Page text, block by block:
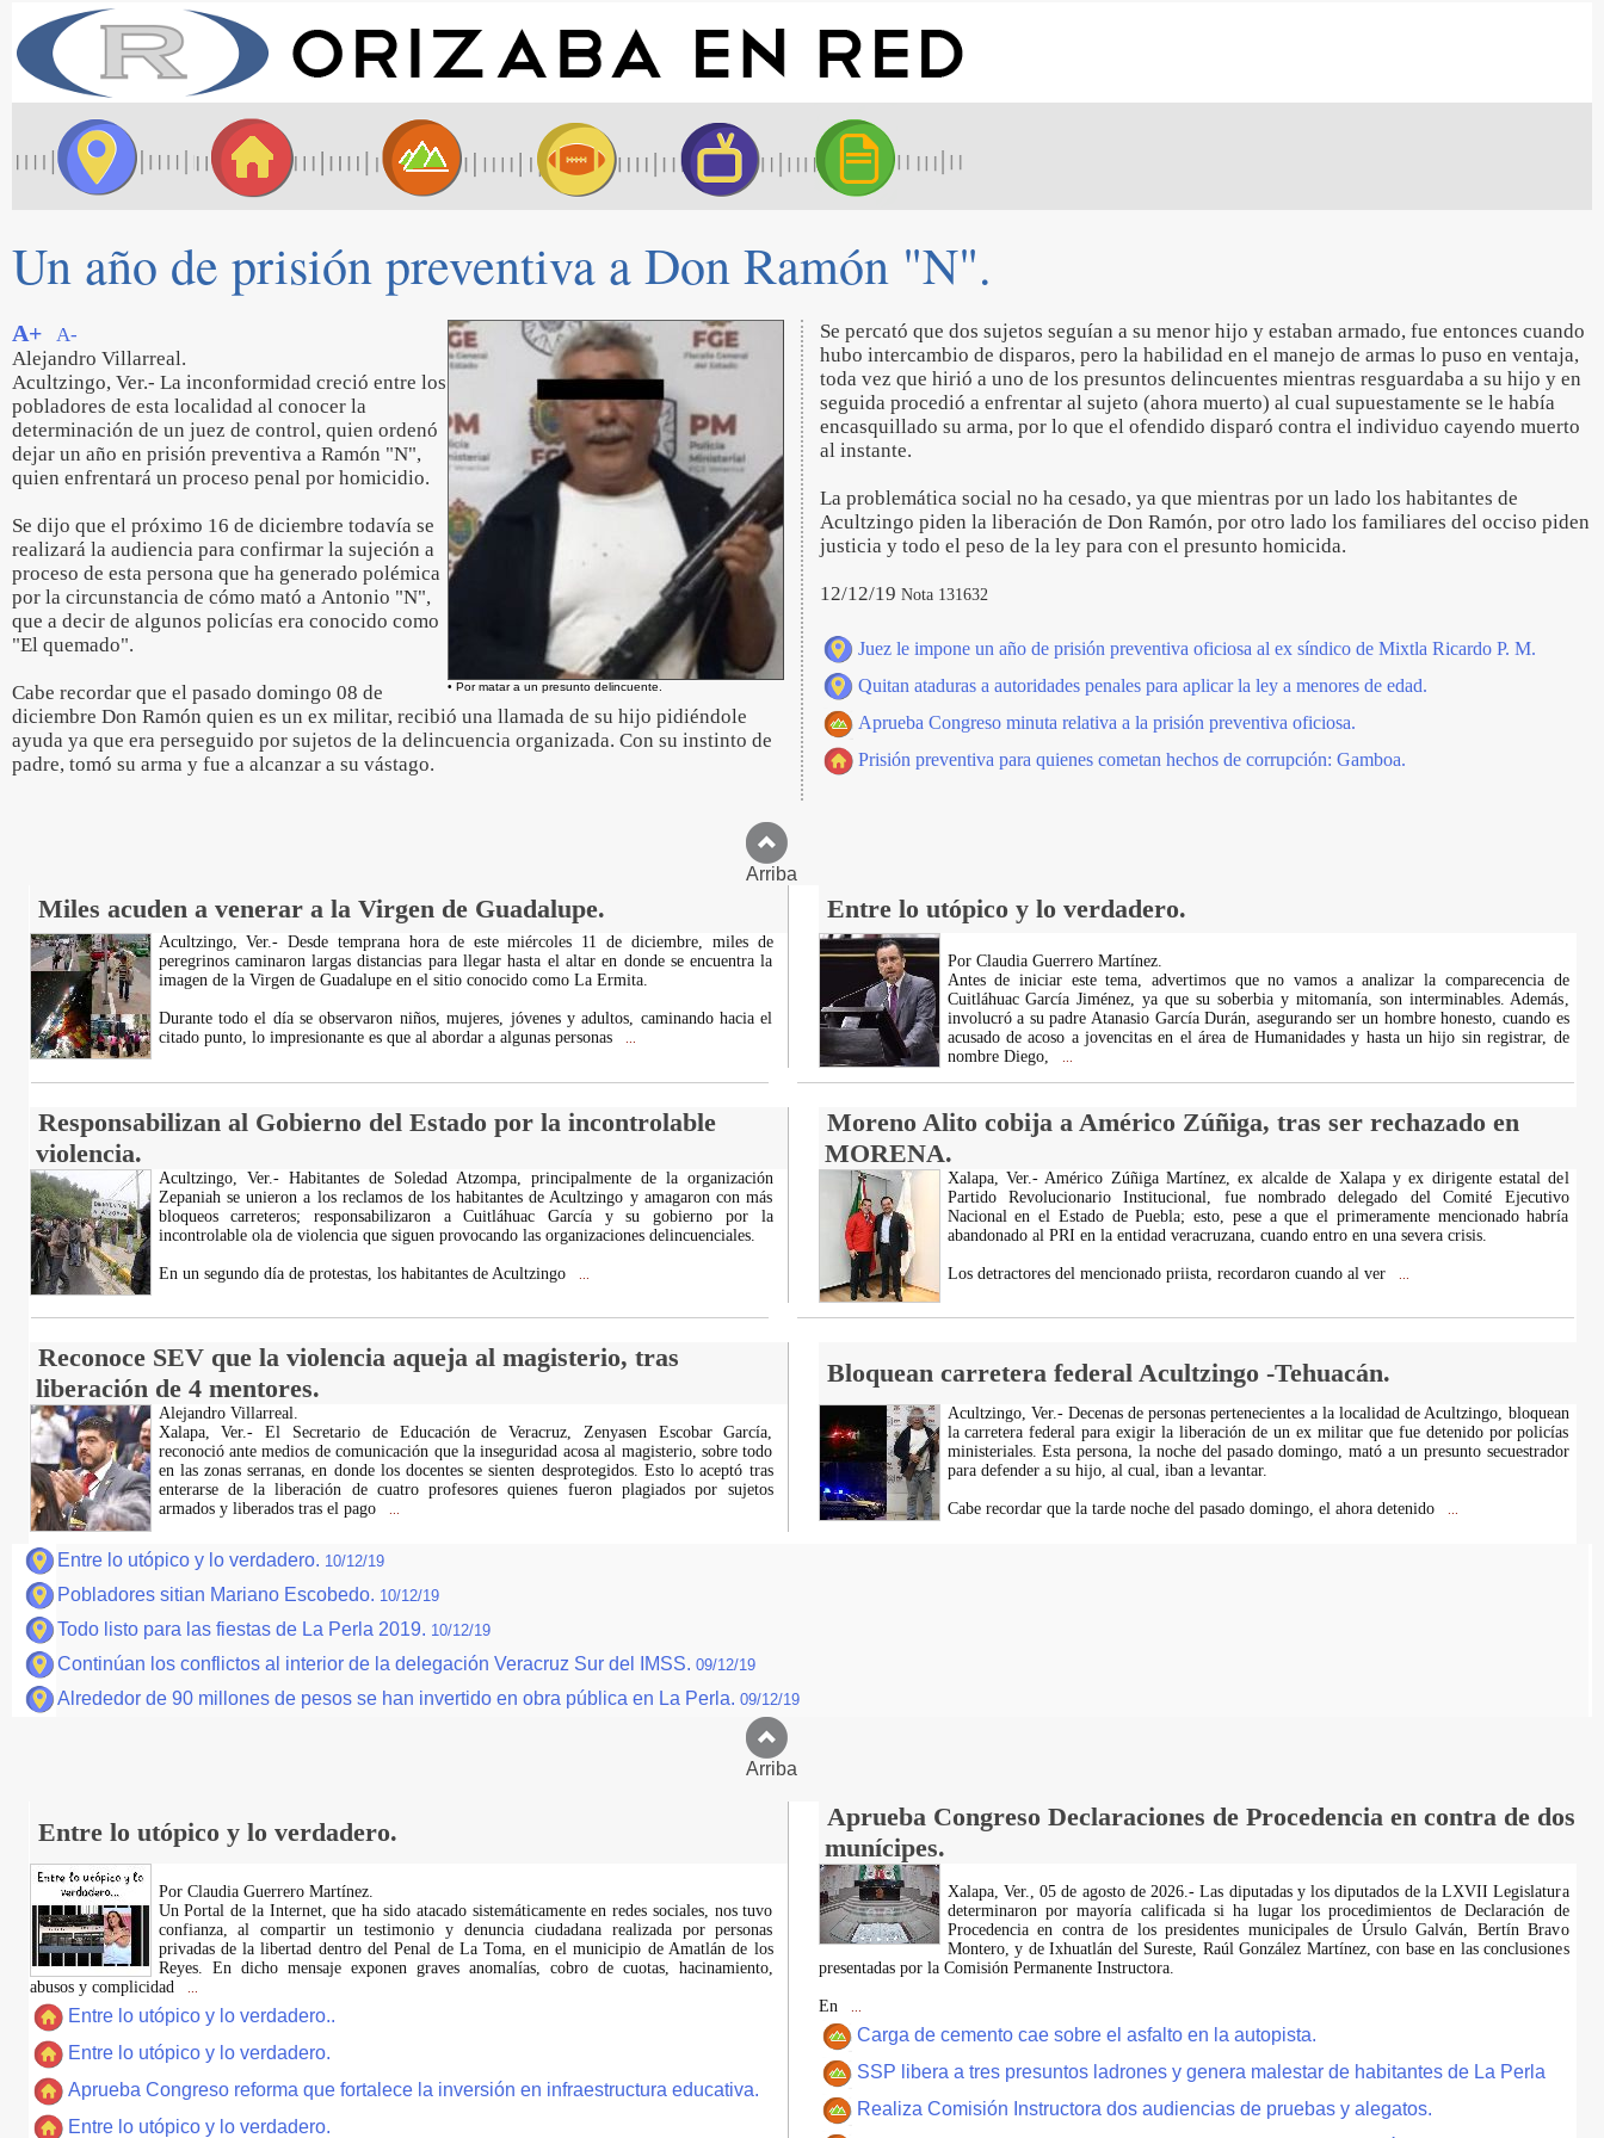
Un año de prisión preventiva a Don Ramón "N".
• Por matar a un presunto delincuente.
A+
A-
Alejandro Villarreal.
Acultzingo, Ver.- La inconformidad creció entre los
pobladores de esta localidad al conocer la
determinación de un juez de control, quien ordenó
dejar un año en prisión preventiva a Ramón "N",
quien enfrentará un proceso penal por homicidio.
Se dijo que el próximo 16 de diciembre todavía se
realizará la audiencia para confirmar la sujeción a
proceso de esta persona que ha generado polémica
por la circunstancia de cómo mató a Antonio "N",
que a decir de algunos policías era conocido como
"El quemado".
Cabe recordar que el pasado domingo 08 de
diciembre Don Ramón quien es un ex militar, recibió una llamada de su hijo pidiéndole
ayuda ya que era perseguido por sujetos de la delincuencia organizada. Con su instinto de
padre, tomó su arma y fue a alcanzar a su vástago.
Se percató que dos sujetos seguían a su menor hijo y estaban armado, fue entonces cuando
hubo intercambio de disparos, pero la habilidad en el manejo de armas lo puso en ventaja,
toda vez que hirió a uno de los presuntos delincuentes mientras resguardaba a su hijo y en
seguida procedió a enfrentar al sujeto (ahora muerto) al cual supuestamente se le había
encasquillado su arma, por lo que el ofendido disparó contra el individuo cayendo muerto
al instante.
La problemática social no ha cesado, ya que mientras por un lado los habitantes de
Acultzingo piden la liberación de Don Ramón, por otro lado los familiares del occiso piden
justicia y todo el peso de la ley para con el presunto homicida.
12/12/19 Nota 131632
Juez le impone un año de prisión preventiva oficiosa al ex síndico de Mixtla Ricardo P. M.
Quitan ataduras a autoridades penales para aplicar la ley a menores de edad.
Aprueba Congreso minuta relativa a la prisión preventiva oficiosa.
Prisión preventiva para quienes cometan hechos de corrupción: Gamboa.
Arriba
Miles acuden a venerar a la Virgen de Guadalupe. Entre lo utópico y lo verdadero.
Acultzingo, Ver.- Desde temprana hora de este miércoles 11 de diciembre, miles de
peregrinos caminaron largas distancias para llegar hasta el altar en donde se encuentra la
imagen de la Virgen de Guadalupe en el sitio conocido como La Ermita.
Durante todo el día se observaron niños, mujeres, jóvenes y adultos, caminando hacia el
citado punto, lo impresionante es que al abordar a algunas personas
Por Claudia Guerrero Martínez.
Antes de iniciar este tema, advertimos que no vamos a analizar la comparecencia de
Cuitláhuac García Jiménez, ya que su soberbia y mitomanía, son interminables. Además,
involucró a su padre Atanasio García Durán, asegurando ser un hombre honesto, cuando es
acusado de acoso a jovencitas en el área de Humanidades y hasta un hijo sin registrar, de
nombre Diego,
Responsabilizan al Gobierno del Estado por la incontrolable
violencia.
Moreno Alito cobija a Américo Zúñiga, tras ser rechazado en
MORENA.
Acultzingo, Ver.- Habitantes de Soledad Atzompa, principalmente de la organización
Zepaniah se unieron a los reclamos de los habitantes de Acultzingo y amagaron con más
bloqueos carreteros; responsabilizaron a Cuitláhuac García y su gobierno por la
incontrolable ola de violencia que siguen provocando las organizaciones delincuenciales.
En un segundo día de protestas, los habitantes de Acultzingo
Xalapa, Ver.- Américo Zúñiga Martínez, ex alcalde de Xalapa y ex dirigente estatal del
Partido Revolucionario Institucional, fue nombrado delegado del Comité Ejecutivo
Nacional en el Estado de Puebla; esto, pese a que el primeramente mencionado habría
abandonado al PRI en la entidad veracruzana, cuando entro en una severa crisis.
Los detractores del mencionado priista, recordaron cuando al ver
Reconoce SEV que la violencia aqueja al magisterio, tras
liberación de 4 mentores.
Bloquean carretera federal Acultzingo -Tehuacán.
Alejandro Villarreal.
Xalapa, Ver.- El Secretario de Educación de Veracruz, Zenyasen Escobar García,
reconoció ante medios de comunicación que la inseguridad acosa al magisterio, sobre todo
en las zonas serranas, en donde los docentes se sienten desprotegidos. Esto lo aceptó tras
enterarse de la liberación de cuatro profesores quienes fueron plagiados por sujetos
armados y liberados tras el pago
Acultzingo, Ver.- Decenas de personas pertenecientes a la localidad de Acultzingo, bloquean
la carretera federal para exigir la liberación de un ex militar que fue detenido por policías
ministeriales. Esta persona, la noche del pasado domingo, mató a un presunto secuestrador
para defender a su hijo, al cual, iban a levantar.
Cabe recordar que la tarde noche del pasado domingo, el ahora detenido
Entre lo utópico y lo verdadero. 10/12/19
Pobladores sitian Mariano Escobedo. 10/12/19
Todo listo para las fiestas de La Perla 2019. 10/12/19
Continúan los conflictos al interior de la delegación Veracruz Sur del IMSS. 09/12/19
Alrededor de 90 millones de pesos se han invertido en obra pública en La Perla. 09/12/19
Arriba
Entre lo utópico y lo verdadero.
Aprueba Congreso Declaraciones de Procedencia en contra de dos
munícipes.
Por Claudia Guerrero Martínez.
​Un Portal de la Internet, que ha sido atacado sistemáticamente en redes sociales, nos tuvo
confianza, al compartir un testimonio y denuncia ciudadana realizada por personas
privadas de la libertad dentro del Penal de La Toma, en el municipio de Amatlán de los
Reyes. En dicho mensaje exponen graves anomalías, cobro de cuotas, hacinamiento,
abusos y complicidad
Entre lo utópico y lo verdadero..
Entre lo utópico y lo verdadero.
Aprueba Congreso reforma que fortalece la inversión en infraestructura educativa.
Entre lo utópico y lo verdadero.
Xalapa, Ver., 05 de agosto de 2026.- Las diputadas y los diputados de la LXVII Legislatura
determinaron por mayoría calificada si ha lugar los procedimientos de Declaración de
Procedencia en contra de los presidentes municipales de Úrsulo Galván, Bertín Bravo
Montero, y de Ixhuatlán del Sureste, Raúl González Martínez, con base en las conclusiones
presentadas por la Comisión Permanente Instructora.
En
Carga de cemento cae sobre el asfalto en la autopista.
SSP libera a tres presuntos ladrones y genera malestar de habitantes de La Perla
Realiza Comisión Instructora dos audiencias de pruebas y alegatos.